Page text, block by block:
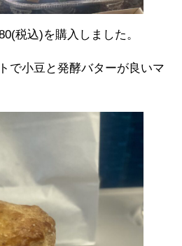
税込)を購入しました。
で小豆と発酵バターが良いマ